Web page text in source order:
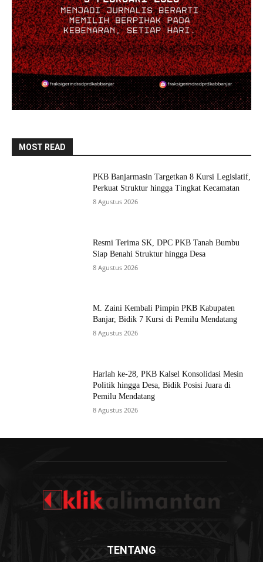
MOST READ
PKB Banjarmasin Targetkan 8 Kursi Legislatif,
Perkuat Struktur hingga Tingkat Kecamatan
8 Agustus 2026
Resmi Terima SK, DPC PKB Tanah Bumbu
Siap Benahi Struktur hingga Desa
8 Agustus 2026
M. Zaini Kembali Pimpin PKB Kabupaten
Banjar, Bidik 7 Kursi di Pemilu Mendatang
8 Agustus 2026
Harlah ke-28, PKB Kalsel Konsolidasi Mesin
Politik hingga Desa, Bidik Posisi Juara di
Pemilu Mendatang
8 Agustus 2026
TENTANG